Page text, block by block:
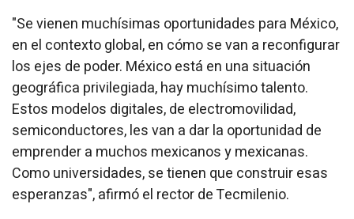
"Se vienen muchísimas oportunidades para México,
en el contexto global, en cómo se van a reconfigurar
los ejes de poder. México está en una situación
geográfica privilegiada, hay muchísimo talento.
Estos modelos digitales, de electromovilidad,
semiconductores, les van a dar la oportunidad de
emprender a muchos mexicanos y mexicanas.
Como universidades, se tienen que construir esas
esperanzas", afirmó el rector de Tecmilenio.